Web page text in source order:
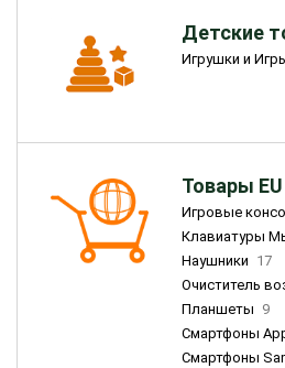
Детские
Игрушки и
Товары
Игровые
Клавиатуры
Наушники 17
Очиститель
Планшеты 9
Смартфоны
Смартфоны